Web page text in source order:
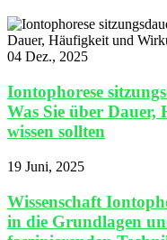
04 Dez., 2025
Iontophorese
Was Sie über
wissen sollten
19 Juni, 2025
Wissenschaft
in die Grundlagen